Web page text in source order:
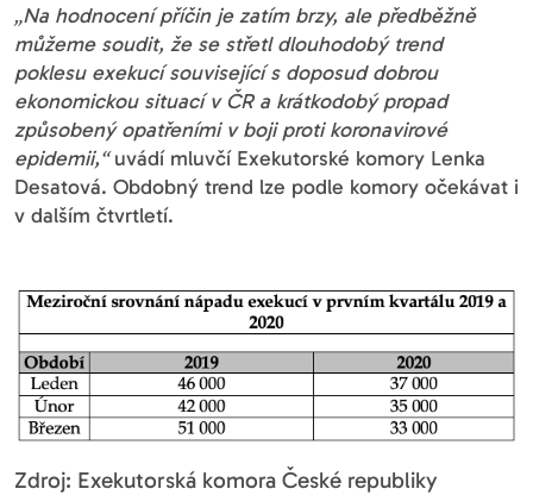
„Na hodnocení příčin je zatím brzy, ale předběžně
můžeme soudit, že se střetl dlouhodobý trend
poklesu exekucí související s doposud dobrou
ekonomickou situací v ČR a krátkodobý propad
způsobený opatřeními v boji proti koronavirové
epidemii,“uvádí mluvčí Exekutorské komory Lenka
Desatová. Obdobný trend lze podle komory očekávat i
v dalším čtvrtletí.
Zdroj: Exekutorská komora České republiky